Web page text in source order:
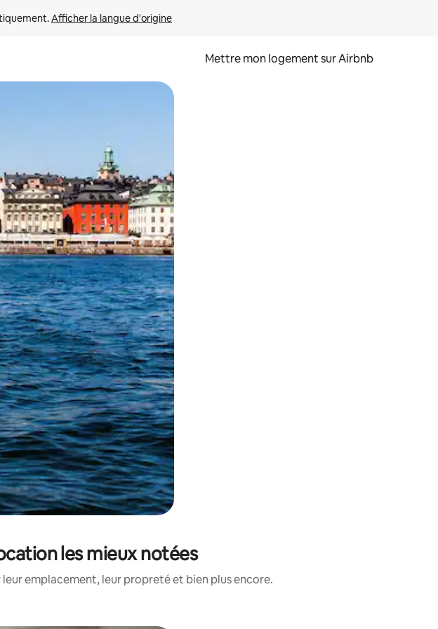
Afficher la langue d'origine
Mettre mon logement sur Airbnb
ou en appuyant et en faisant glisser.
les mieux notées
emplacement, leur propreté et bien plus encore.